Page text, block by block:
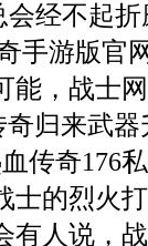
经不起
手游版官
能，战士
归来武
传奇176
士的烈火
有人说，